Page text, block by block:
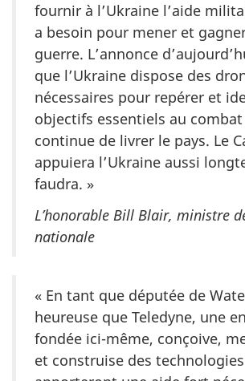
fournir à l’Ukraine l’aide
a besoin pour mener et
guerre. L’annonce
que l’Ukraine dispose des
nécessaires pour repérer et
objectifs essentiels au
continue de livrer le pays. Le
appuiera l’Ukraine aussi
faudra. »
L’honorable Bill Blair, ministre
nationale
« En tant que députée de
heureuse que Teledyne, une
fondée ici-même, conçoive,
et construise des